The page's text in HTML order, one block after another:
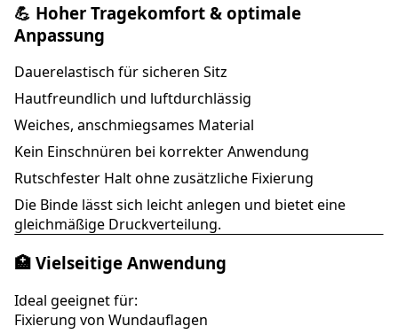
💪 Hoher Tragekomfort & optimale
Anpassung
Dauerelastisch für sicheren Sitz
Hautfreundlich und luftdurchlässig
Weiches, anschmiegsames Material
Kein Einschnüren bei korrekter Anwendung
Rutschfester Halt ohne zusätzliche Fixierung
Die Binde lässt sich leicht anlegen und bietet eine
gleichmäßige Druckverteilung.
🏥 Vielseitige Anwendung
Ideal geeignet für:
Fixierung von Wundauflagen